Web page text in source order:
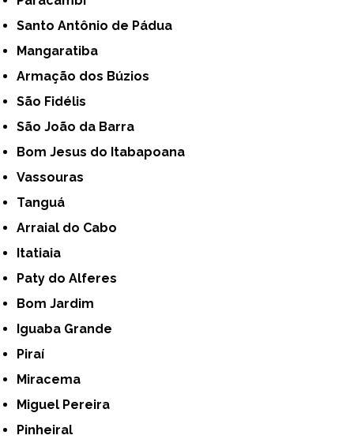
Santo Antônio de Pádua
Mangaratiba
Armação dos Búzios
São Fidélis
São João da Barra
Bom Jesus do Itabapoana
Vassouras
Tanguá
Arraial do Cabo
Itatiaia
Paty do Alferes
Bom Jardim
Iguaba Grande
Piraí
Miracema
Miguel Pereira
Pinheiral